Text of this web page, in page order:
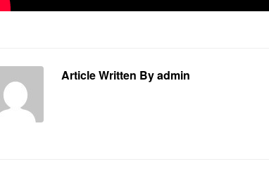
Article Written By admin